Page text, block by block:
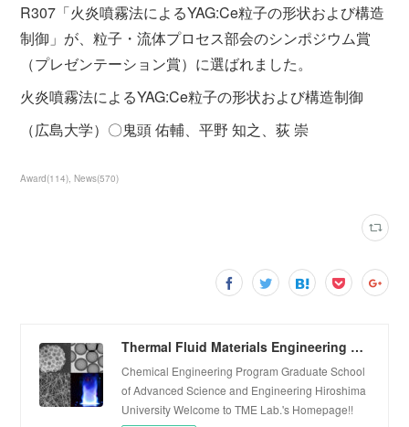
R307「火炎噴霧法によるYAG:Ce粒子の形状および構造
制御」が、粒子・流体プロセス部会のシンポジウム賞
（プレゼンテーション賞）に選ばれました。
火炎噴霧法によるYAG:Ce粒子の形状および構造制御
（広島大学）〇鬼頭 佑輔、平野 知之、荻 崇
Award(114) News(570)
Thermal Fluid Materials Engineering Laboratory
Chemical Engineering Program Graduate School
of Advanced Science and Engineering Hiroshima
University Welcome to TME Lab.'s Homepage!!